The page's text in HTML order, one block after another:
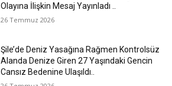
Olayına İlişkin Mesaj Yayınladı ..
26 Temmuz 2026
Şile’de Deniz Yasağına Rağmen Kontrolsüz
Alanda Denize Giren 27 Yaşındaki Gencin
Cansız Bedenine Ulaşıldı..